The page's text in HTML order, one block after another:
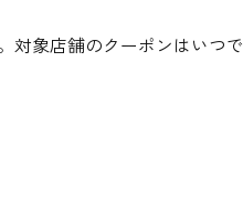
対象店舗のクーポンはいつで